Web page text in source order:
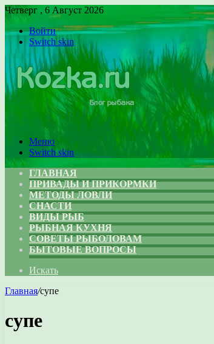
Четверг , 6 Август 2026
Войти
Switch skin
Меню
Switch skin
ГЛАВНАЯ
ПРИВАДЫ И ПРИКОРМКИ
МЕТОДЫ ЛОВЛИ
СНАСТИ
ВИДЫ РЫБ
РЫБНАЯ КУХНЯ
СОВЕТЫ РЫБОЛОВАМ
БЫТОВЫЕ ВОПРОСЫ
Искать
Главная/супе
супе